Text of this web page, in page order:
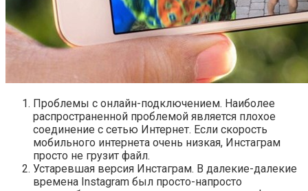
Проблемы с онлайн-подключением. Наиболее
распространенной проблемой является плохое
соединение с сетью Интернет. Если скорость
мобильного интернета очень низкая, Инстаграм
просто не грузит файл.
Устаревшая версия Инстаграм. В далекие-далекие
времена Instagram был просто-напросто